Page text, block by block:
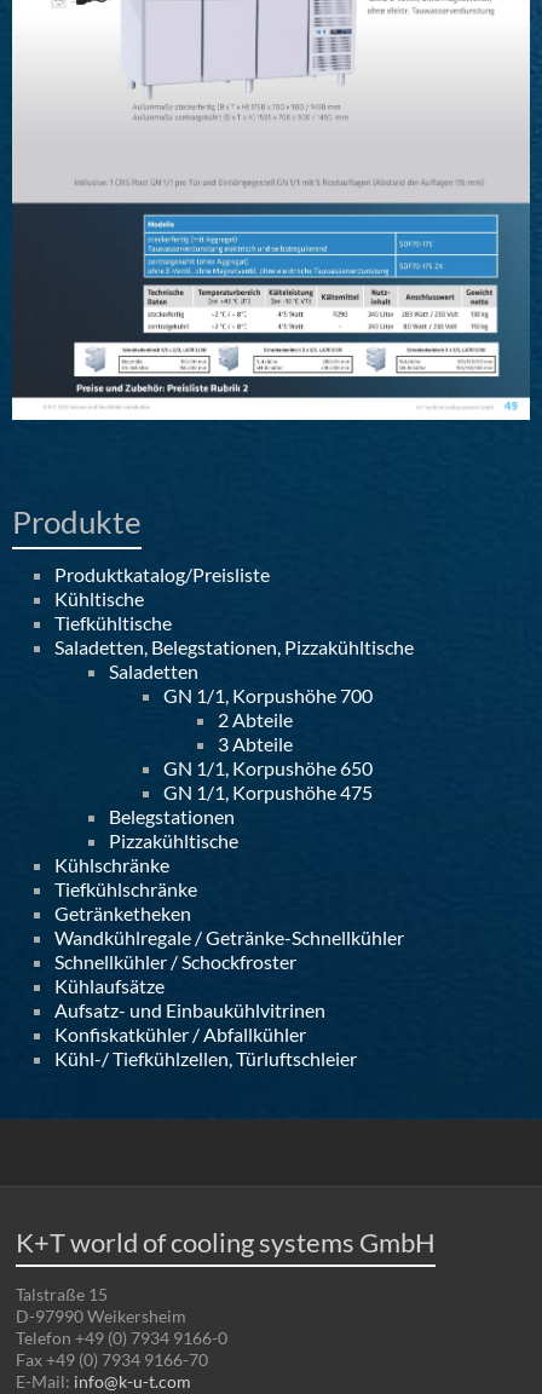
Produkte
Produktkatalog/Preisliste
Kühltische
Tiefkühltische
Saladetten, Belegstationen, Pizzakühltische
Saladetten
GN 1/1, Korpushöhe 700
2 Abteile
3 Abteile
GN 1/1, Korpushöhe 650
GN 1/1, Korpushöhe 475
Belegstationen
Pizzakühltische
Kühlschränke
Tiefkühlschränke
Getränketheken
Wandkühlregale / Getränke-Schnellkühler
Schnellkühler / Schockfroster
Kühlaufsätze
Aufsatz- und Einbaukühlvitrinen
Konfiskatkühler / Abfallkühler
Kühl-/ Tiefkühlzellen, Türluftschleier
K+T world of cooling systems GmbH
Talstraße 15
D-97990 Weikersheim
Telefon +49 (0) 7934 9166-0
Fax +49 (0) 7934 9166-70
E-Mail: info@k-u-t.com